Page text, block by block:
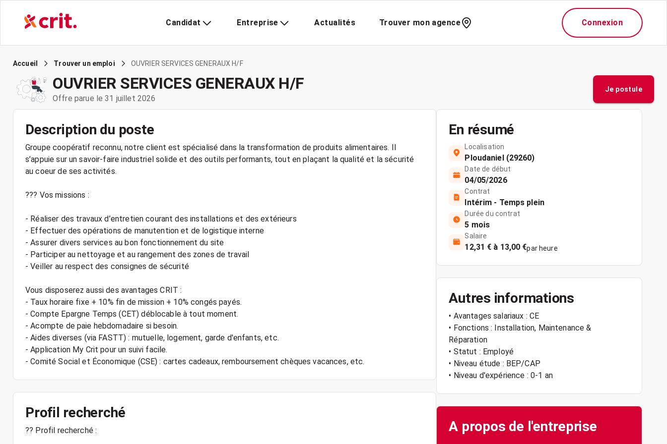
Candidat Entreprise Actualités Trouver mon agence Connexion
Accueil Trouver un emploi OUVRIER SERVICES GENERAUX H/F
OUVRIER SERVICES GENERAUX H/F
Offre parue le 31 juillet 2026
Je postule
Description du poste
Groupe coopératif reconnu, notre client est spécialisé dans la transformation de produits alimentaires. Il
s’appuie sur un savoir-faire industriel solide et des outils performants, tout en plaçant la qualité et la sécurité
au coeur de ses activités.
??? Vos missions :
- Réaliser des travaux d’entretien courant des installations et des extérieurs
- Effectuer des opérations de manutention et de logistique interne
- Assurer divers services au bon fonctionnement du site
- Participer au nettoyage et au rangement des zones de travail
- Veiller au respect des consignes de sécurité
Vous disposerez aussi des avantages CRIT :
- Taux horaire fixe + 10% fin de mission + 10% congés payés.
- Compte Epargne Temps (CET) déblocable à tout moment.
- Acompte de paie hebdomadaire si besoin.
- Aides diverses (via FASTT) : mutuelle, logement, garde d'enfants, etc.
- Application My Crit pour un suivi facile.
Profil recherché
?? Profil recherché :
En résumé
Localisation
Ploudaniel (29260)
Date de début
04/05/2026
Contrat
Intérim - Temps plein
Durée du contrat
5 mois
Salaire
12,31 € à 13,00 €par heure
Autres informations
• Avantages salariaux : CE
• Fonctions : Installation, Maintenance &
Réparation
• Statut : Employé
• Niveau étude : BEP/CAP
• Niveau d'expérience : 0-1 an
A propos de l'entreprise